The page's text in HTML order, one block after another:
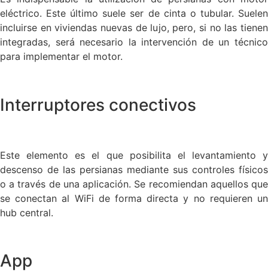
eléctrico. Este último suele ser de cinta o tubular. Suelen
incluirse en viviendas nuevas de lujo, pero, si no las tienen
integradas, será necesario la intervención de un técnico
para implementar el motor.
Interruptores conectivos
Este elemento es el que posibilita el levantamiento y
descenso de las persianas mediante sus controles físicos
o a través de una aplicación. Se recomiendan aquellos que
se conectan al WiFi de forma directa y no requieren un
hub central.
App